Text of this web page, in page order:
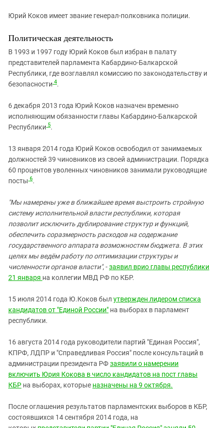
Юрий Коков имеет звание генерал-полковника полиции.
Политическая деятельность
В 1993 и 1997 году Юрий Коков был избран в палату
представителей парламента Кабардино-Балкарской
Республики, где возглавлял комиссию по законодательству и
безопасности 4.
6 декабря 2013 года Юрий Коков назначен временно
исполняющим обязанности главы Кабардино-Балкарской
Республики 5.
13 января 2014 года Юрий Коков освободил от занимаемых
должностей 39 чиновников из своей администрации. Порядка
60 процентов уволенных чиновников занимали руководящие
посты 6.
"Мы намерены уже в ближайшее время выстроить стройную
систему исполнительной власти республики, которая
позволит исключить дублирование структур и функций,
обеспечить соразмерность расходов на содержание
государственного аппарата возможностям бюджета. В этих
целях мы ведём работу по оптимизации структуры и
численности органов власти", -заявил врио главы республики
21 января на коллегии МВД РФ по КБР.
15 июля 2014 года Ю.Коков был утвержден лидером списка
кандидатов от "Единой России" на выборах в парламент
республики.
16 августа 2014 года руководители партий "Единая Россия",
КПРФ, ЛДПР и "Справедливая Россия" после консультаций в
администрации президента РФзаявили о намерении
включить Юрия Кокова в число кандидатов на пост главы
КБР на выборах, которые назначены на 9 октября.
После оглашения результатов парламентских выборов в КБР,
состоявшихся 14 сентября 2014 года, на